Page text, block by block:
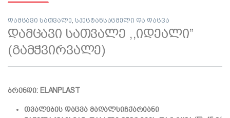
დამცავი სათვალე, სპეცტანსაცმელი და დაცვა
დამცავი სათვალე ,,იდეალი”
(გამჭვირვალე)
ბრენდი: ELANPLAST
თვალების დაცვა მაღალსიჩქარიანი